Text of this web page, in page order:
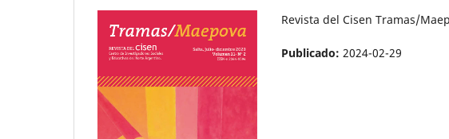
Revista del Cisen Tramas/
Publicado: 2024-02-29